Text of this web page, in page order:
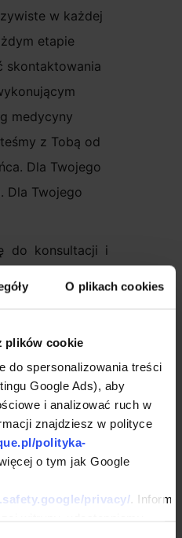
O plikach cookies
plików cookie
do spersonalizowania treści
Google Ads), aby
i analizować ruch w
znajdziesz w polityce
polityka-
o tym jak Google
privacy/.
w każdej
etapie
skontaktowania
medycyny
z Tobą od
Dla Twojego
Dla Twojego
do konsultacji i